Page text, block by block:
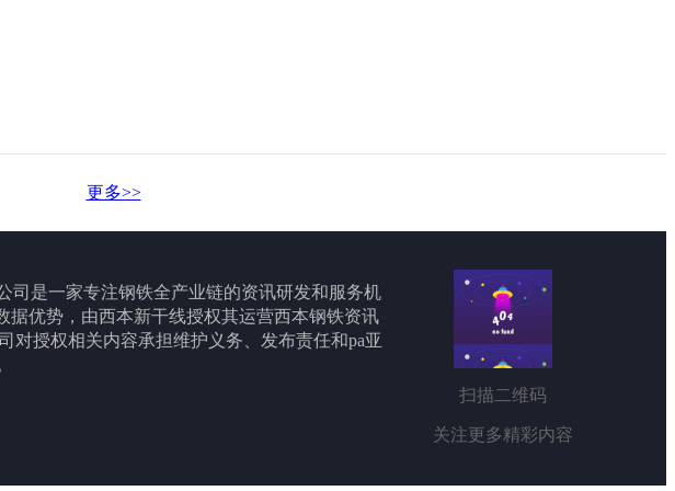
更多>>
司是一家专注钢铁全产业链的资讯研发和服务机
据优势，由西本新干线授权其运营西本钢铁资讯
司对授权相关内容承担维护义务、发布责任和pa亚
扫描二维码
关注更多精彩内容